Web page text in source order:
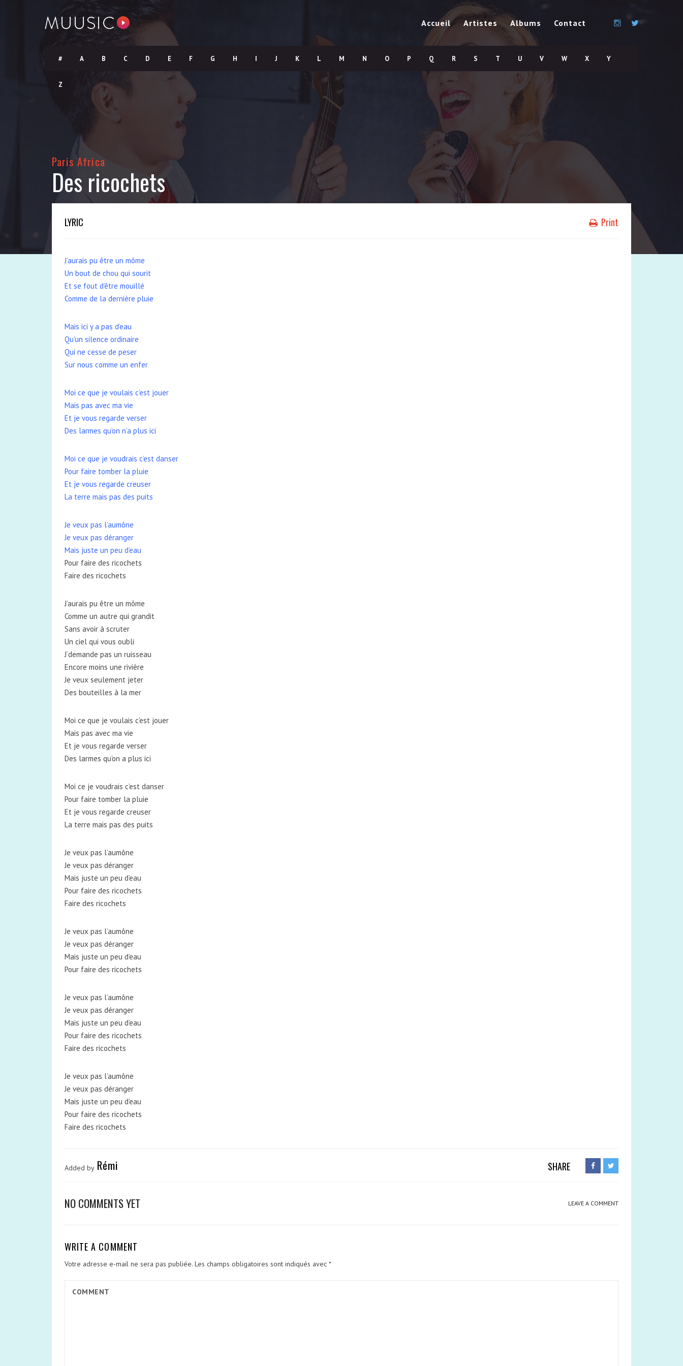
Accueil Artistes Albums Contact
# A B C D E F G H I J K L M N O P Q R S T U V W X Y
Z
Paris Africa
Des ricochets
LYRIC Print
J’aurais pu être un môme
Un bout de chou qui sourit
Et se fout d’être mouillé
Comme de la dernière pluie
Mais ici y a pas d’eau
Qu’un silence ordinaire
Qui ne cesse de peser
Sur nous comme un enfer
Moi ce que je voulais c’est jouer
Mais pas avec ma vie
Et je vous regarde verser
Des larmes qu’on n’a plus ici
Moi ce que je voudrais c’est danser
Pour faire tomber la pluie
Et je vous regarde creuser
La terre mais pas des puits
Je veux pas l’aumône
Je veux pas déranger
Mais juste un peu d’eau
Pour faire des ricochets
Faire des ricochets
J’aurais pu être un môme
Comme un autre qui grandit
Sans avoir à scruter
Un ciel qui vous oubli
J’demande pas un ruisseau
Encore moins une rivière
Je veux seulement jeter
Des bouteilles à la mer
Moi ce que je voulais c’est jouer
Mais pas avec ma vie
Et je vous regarde verser
Des larmes qu’on a plus ici
Moi ce je voudrais c’est danser
Pour faire tomber la pluie
Et je vous regarde creuser
La terre mais pas des puits
Je veux pas l’aumône
Je veux pas déranger
Mais juste un peu d’eau
Pour faire des ricochets
Faire des ricochets
Je veux pas l’aumône
Je veux pas déranger
Mais juste un peu d’eau
Pour faire des ricochets
Je veux pas l’aumône
Je veux pas déranger
Mais juste un peu d’eau
Pour faire des ricochets
Faire des ricochets
Je veux pas l’aumône
Je veux pas déranger
Mais juste un peu d’eau
Pour faire des ricochets
Faire des ricochets
Added by Rémi SHARE
NO COMMENTS YET LEAVE A COMMENT
WRITE A COMMENT
Votre adresse e-mail ne sera pas publiée. Les champs obligatoires sont indiqués avec *